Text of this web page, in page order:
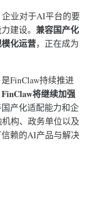
业对于AI平台的要
建设。 兼容国产化
化运营，正在成为
FinClaw持续推进
FinClaw将继续加强
产化适配能力和企
构、政务单位以及
赖的AI产品与解决